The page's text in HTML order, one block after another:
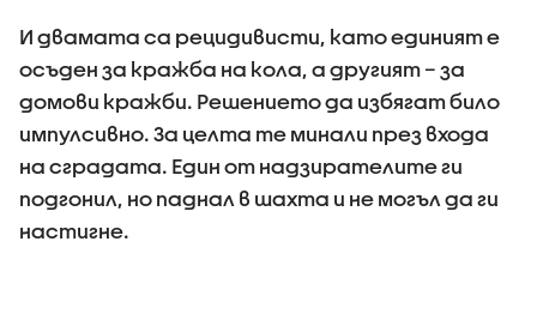
И двамата са рецидивисти, като единият е
осъден за кражба на кола, а другият – за
домови кражби. Решението да избягат било
импулсивно. За целта те минали през входа
на сградата. Един от надзирателите ги
подгонил, но паднал в шахта и не могъл да ги
настигне.